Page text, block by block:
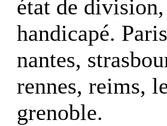
état de
handicapé.
nantes,
rennes, reims,
grenoble.